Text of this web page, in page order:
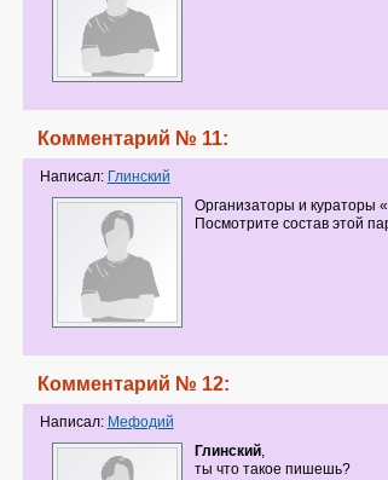
Комментарий № 11:
Написал: Глинский
Организаторы и кураторы
Посмотрите состав этой
Комментарий № 12:
Написал: Мефодий
Глинский,
ты что такое пишешь?